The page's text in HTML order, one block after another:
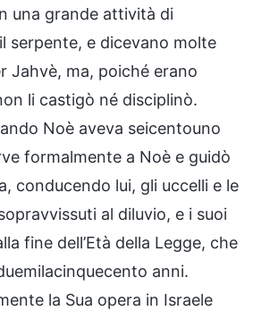
una grande attività di
serpente, e dicevano molte
Jahvè, ma, poiché erano
li castigò né disciplinò.
Noè aveva seicentouno
formalmente a Noè e guidò
conducendo lui, gli uccelli e le
al diluvio, e i suoi
fine dell’Età della Legge, che
anni.
la Sua opera in Israele